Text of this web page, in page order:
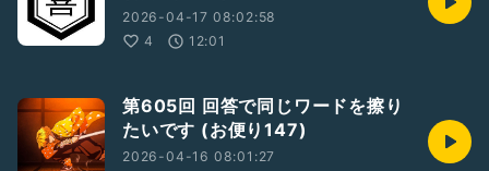
2026-04-17 08:02:58
4
12:01
第605回 回答で同じワードを擦り
たいです (お便り147)
2026-04-16 08:01:27